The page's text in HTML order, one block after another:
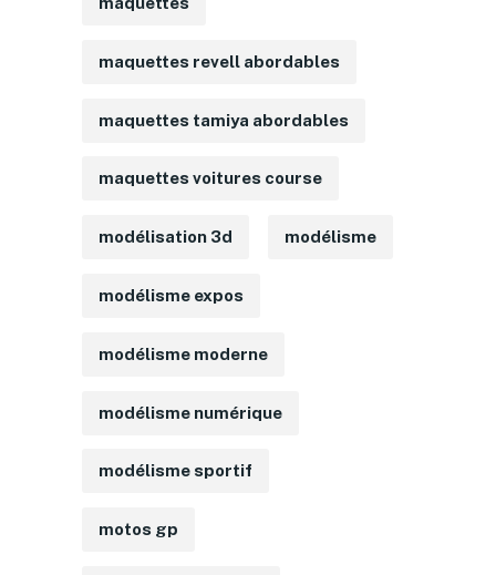
maquettes revell abordables
maquettes tamiya abordables
maquettes voitures course
modélisation 3d modélisme
modélisme expos
modélisme moderne
modélisme numérique
modélisme sportif
motos gp